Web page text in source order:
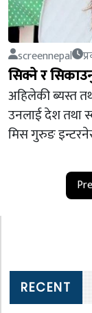
screennepal
सिक्ने र
अहिलेकी ब्यस्त
उनलाई देश तथा
मिस गुरुङ
RECENT